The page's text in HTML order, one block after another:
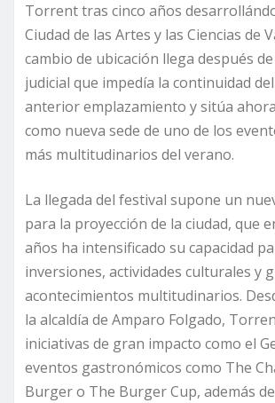
Torrent tras cinco años
Ciudad de las Artes y las Ciencias de
cambio de ubicación llega después
judicial que impedía la continuidad
anterior emplazamiento y sitúa
como nueva sede de uno de los
más multitudinarios del verano.
La llegada del festival supone un
para la proyección de la ciudad, que
años ha intensificado su capacidad
inversiones, actividades culturales y
acontecimientos multitudinarios.
la alcaldía de Amparo Folgado,
iniciativas de gran impacto como el
eventos gastronómicos como The
Burger o The Burger Cup, además